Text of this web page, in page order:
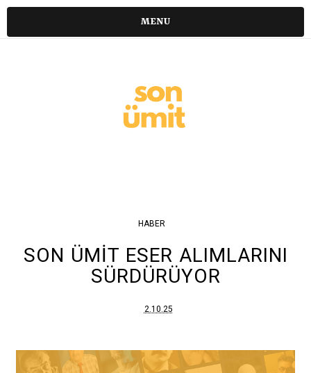
MENU
HABER
SON ÜMİT ESER ALIMLARINI
SÜRDÜRÜYOR
2.10.25